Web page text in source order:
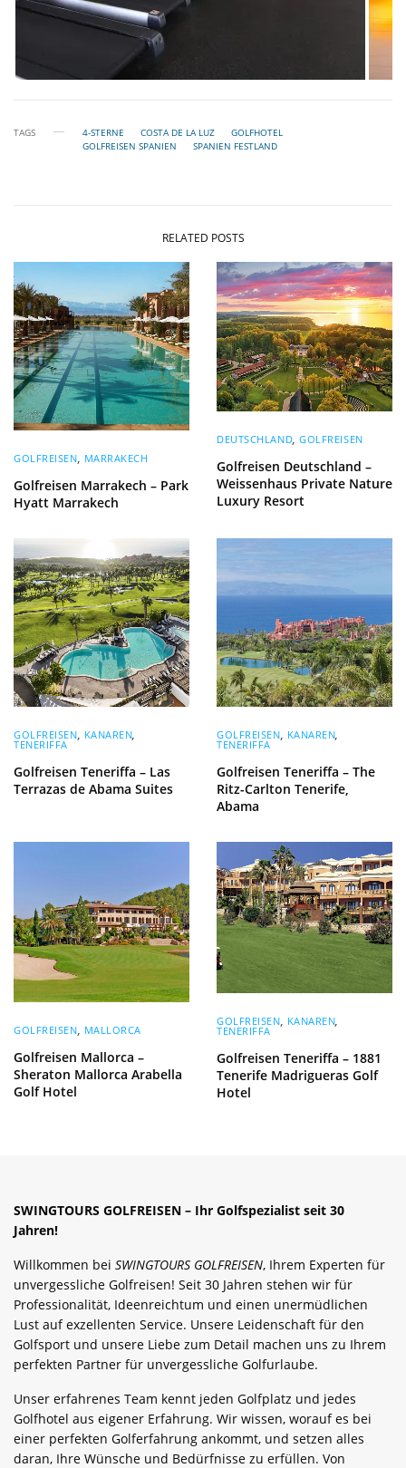
TAGS 4-STERNE COSTA DE LA LUZ
GOLFHOTEL
GOLFREISEN SPANIEN
SPANIEN FESTLAND
RELATED POSTS
GOLFREISEN MARRAKECH
Golfreisen Marrakech – Park
Hyatt Marrakech
DEUTSCHLAND ,GOLFREISEN
Golfreisen Deutschland –
Weissenhaus Private Nature
Luxury Resort
GOLFREISEN, KANAREN,
TENERIFFA
Golfreisen Teneriffa – Las
Terrazas de Abama Suites
GOLFREISEN, KANAREN,
TENERIFFA
Golfreisen Teneriffa – The
Ritz-Carlton Tenerife,
Abama
GOLFREISEN, MALLORCA
Golfreisen Mallorca –
Sheraton Mallorca Arabella
Golf Hotel
GOLFREISEN KANAREN
TENERIFFA
Golfreisen Teneriffa – 1881
Tenerife Madrigueras Golf
Hotel
SWINGTOURS GOLFREISEN – Ihr Golfspezialist seit 30
Jahren!
Willkommen beiSWINGTOURS GOLFREISEN, Ihrem Experten für
unvergessliche Golfreisen! Seit 30 Jahren stehen wir für
Professionalität, Ideenreichtum und einen unermüdlichen
Lust auf exzellenten Service. Unsere Leidenschaft für den
Golfsport und unsere Liebe zum Detail machen uns zu Ihrem
perfekten Partner für unvergessliche Golfurlaube.
Unser erfahrenes Team kennt jeden Golfplatz und jedes
Golfhotel aus eigener Erfahrung. Wir wissen, worauf es bei
einer perfekten Golferfahrung ankommt, und setzen alles
daran, Ihre Wünsche und Bedürfnisse zu erfüllen. Von